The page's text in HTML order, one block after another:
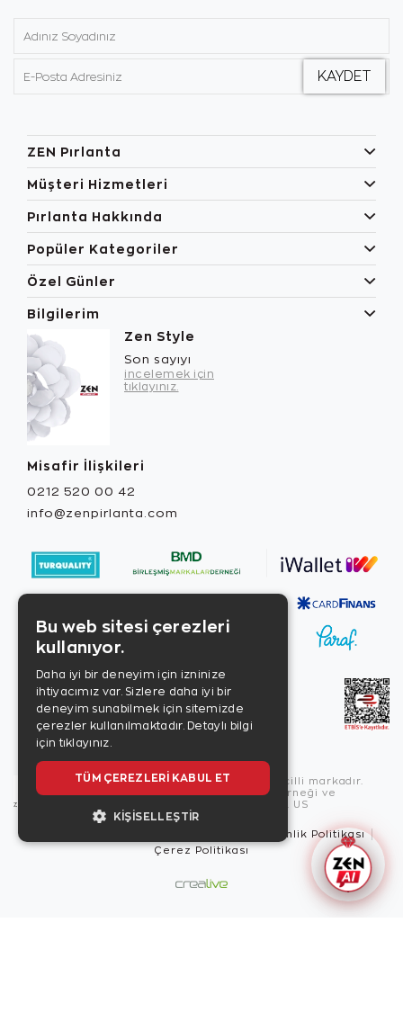
ZEN Pırlanta
Müşteri Hizmetleri
Pırlanta Hakkında
Popüler Kategoriler
Özel Günler
Bilgilerim
Zen Style
Son sayıyı
incelemek için
tıklayınız.
Misafir İlişkileri
0212 520 00 42
info@zenpirlanta.com
Copyright © 2026, Zen Diamond tescilli markadır.
Zen Diamond Birleşmiş Markalar Derneği ve
Turquality Destek Programı üyesidir. US
Güvenlik Politikası
Çerez Politikası
Bu web sitesi çerezleri
kullanıyor.
Daha iyi bir deneyim için izninize
ihtiyacımız var. Sizlere daha iyi bir
deneyim sunabilmek için sitemizde
çerezler kullanılmaktadır. Detaylı bilgi
için tıklayınız.
TÜM ÇEREZLERI KABUL ET
KIŞISELLEŞTIR